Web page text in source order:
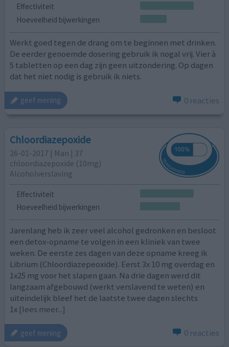
Effectiviteit
Hoeveelheid bijwerkingen
Werkt goed tegen de drang om te beginnen met drinken.
De eerder genoemde dosering gebruik ik nogal vrij. Vier à
5 tabletten op een dag zijn geen uitzondering. Op dagen
dat het niet nodig is gebruik ik niets.
geef mening 0 reacties
Chloordiazepoxide
26-01-2017 | Man | 37
chloordiazepoxide (10mg)
Alcoholverslaving
Effectiviteit
Hoeveelheid bijwerkingen
Jarenlang heb ik zeer veel alcohol gedronken en besloot
een detox-opname te volgen in een kliniek van twee
weken. De eerste zes dagen van deze opname kreeg ik
Librium (Chloordiazepeoxide). Eerst 3x 10 mg overdag en
1x25 mg voor het slapen gaan. Na drie dagen werd dit
langzaam afgebouwd (werkt verslavend te weten) en
uiteindelijk bleef het de laatste twee dagen slechts
1x [lees meer...]
geef mening 0 reacties